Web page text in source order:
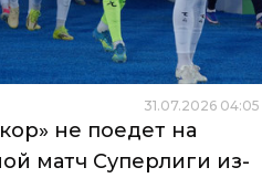
31.07.2026 04:05
не поедет на
матч Суперлиги из-